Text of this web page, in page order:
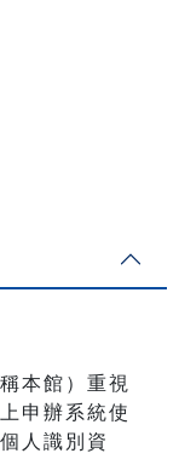
本館）重視
申辦系統使
人識別資